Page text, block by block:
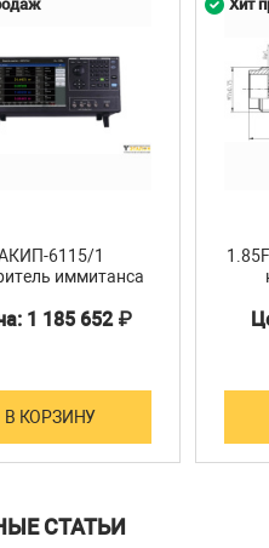
6115/1
иммитанса
1 185 652 ₽
В КОРЗИНУ
Хит
СТАТЬИ